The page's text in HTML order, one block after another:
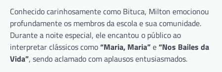
Conhecido carinhosamente como Bituca, Milton emocionou
profundamente os membros da escola e sua comunidade.
Durante a noite especial, ele encantou o público ao
interpretar clássicos como“Maria, Maria”e“Nos Bailes da
Vida”, sendo aclamado com aplausos entusiasmados.